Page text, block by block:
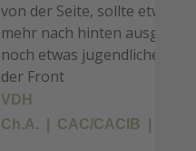
von der Seite, sollte etwas
mehr nach hinten
noch etwas jugendliche lose
der Front
VDH
Ch.A.
CAC/CACIB